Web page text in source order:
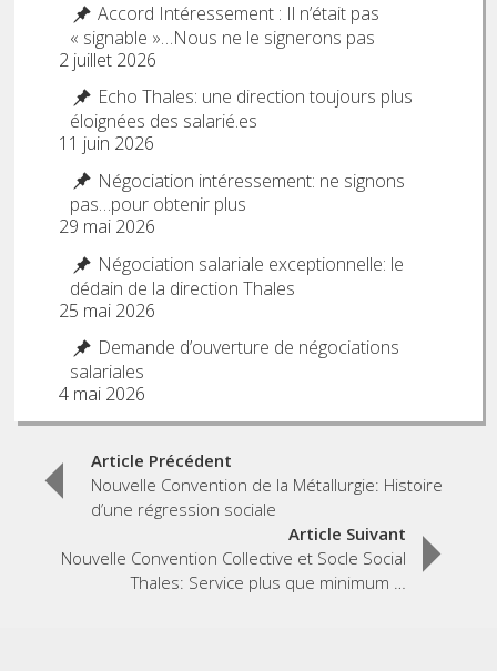
Accord Intéressement : Il n’était pas
« signable »…Nous ne le signerons pas
2 juillet 2026
Echo Thales: une direction toujours plus
éloignées des salarié.es
11 juin 2026
Négociation intéressement: ne signons
pas…pour obtenir plus
29 mai 2026
Négociation salariale exceptionnelle: le
dédain de la direction Thales
25 mai 2026
Demande d’ouverture de négociations
salariales
4 mai 2026
Post
navigation
Article Précédent
Nouvelle Convention de la Métallurgie: Histoire
d’une régression sociale
Article Suivant
Nouvelle Convention Collective et Socle Social
Thales: Service plus que minimum …